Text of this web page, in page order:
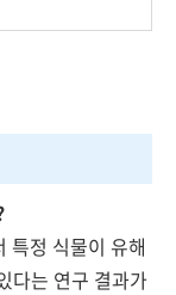
특정 식물이 유해
다는 연구 결과가